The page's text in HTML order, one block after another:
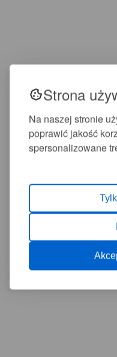
Strona
Na naszej stronie
poprawić jakość
spersonalizowane